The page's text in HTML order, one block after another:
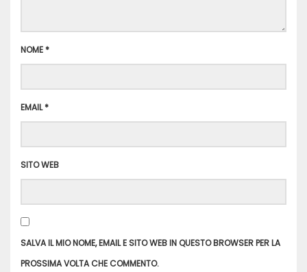
NOME*
EMAIL*
SITO WEB
SALVA IL MIO NOME, EMAIL E SITO WEB IN QUESTO BROWSER PER LA
PROSSIMA VOLTA CHE COMMENTO.